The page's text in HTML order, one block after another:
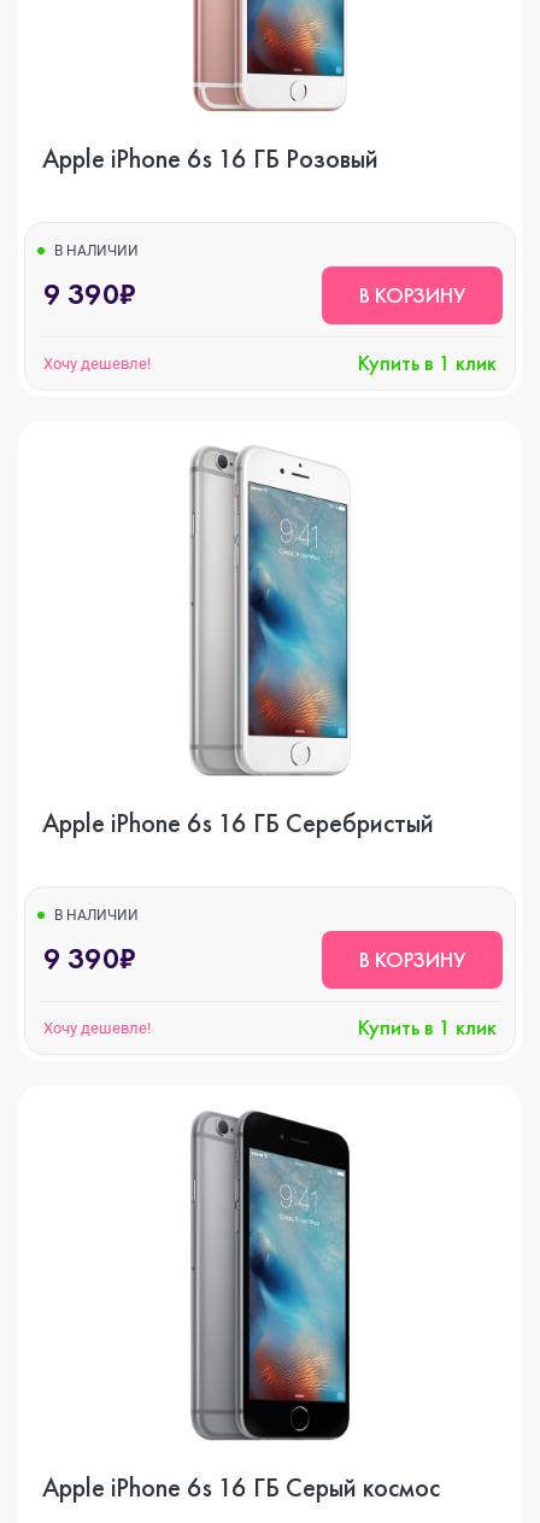
Apple iPhone 6s 16 ГБ Розовый
В НАЛИЧИИ
9 390₽ В КОРЗИНУ
Хочу дешевле! Купить в 1 клик
Apple iPhone 6s 16 ГБ Серебристый
В НАЛИЧИИ
9 390₽ В КОРЗИНУ
Хочу дешевле! Купить в 1 клик
Apple iPhone 6s 16 ГБ Серый космос